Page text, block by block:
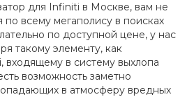
для Infiniti в Москве, вам не
по всему мегаполису в поисках
по доступной цене, у нас
такому элементу, как
входящему в систему выхлопа
возможность заметно
в атмосферу вредных